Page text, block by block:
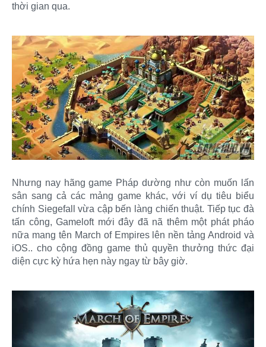
thời gian qua.
Nhưng nay hãng game Pháp dường như còn muốn lấn
sân sang cả các mảng game khác, với ví dụ tiêu biểu
chính Siegefall vừa cập bến làng chiến thuật. Tiếp tục đà
tấn công, Gameloft mới đây đã nã thêm một phát pháo
nữa mang tên March of Empires lên nền tảng Android và
iOS.. cho cộng đồng game thủ quyền thưởng thức đại
diện cực kỳ hứa hẹn này ngay từ bây giờ.